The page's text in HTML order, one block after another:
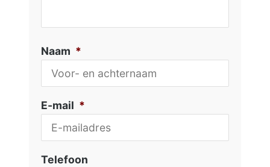
Naam *
E-mail *
Telefoon